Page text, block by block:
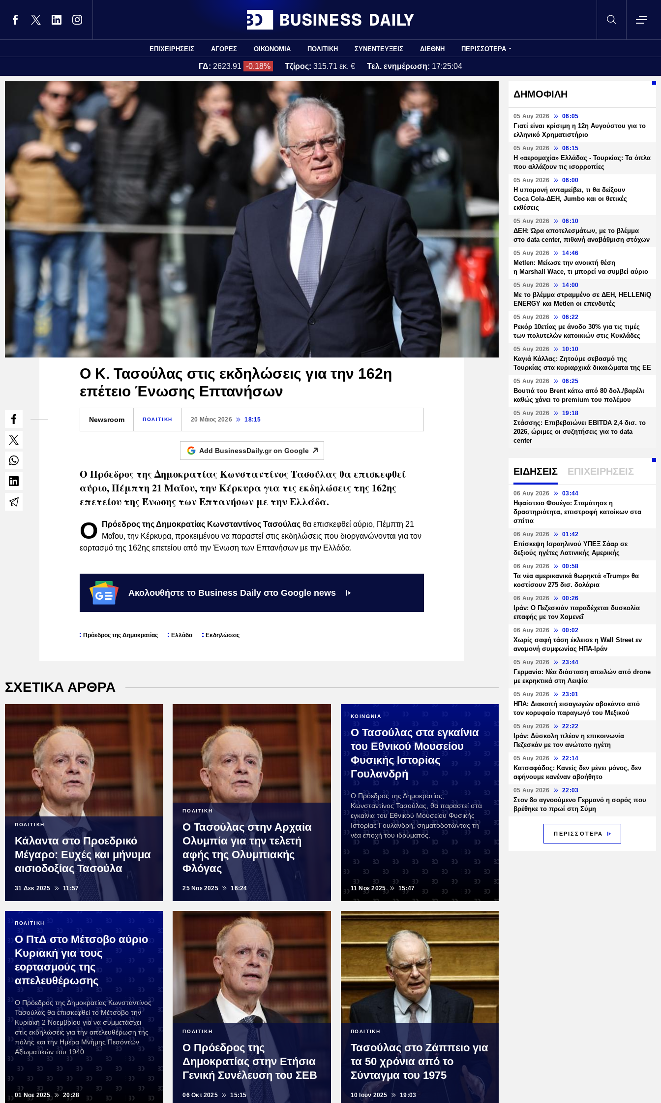
ΕΠΙΧΕΙΡΗΣΕΙΣ ΑΓΟΡΕΣ ΟΙΚΟΝΟΜΙΑ ΠΟΛΙΤΙΚΗ ΣΥΝΕΝΤΕΥΞΕΙΣ ΔΙΕΘΝΗ ΠΕΡΙΣΣΟΤΕΡΑ
ΓΔ: 2623.91 -0.18% Τζίρος: 315.71 εκ. € Τελ. ενημέρωση: 17:25:04
Ο Κ. Τασούλας στις εκδηλώσεις για την 162η
επέτειο Ένωσης Επτανήσων
Newsroom ΠΟΛΙΤΙΚΗ 20 Μάιος 2026 18:15
Add BusinessDaily.gr on Google
Ο Πρόεδρος της Δημοκρατίας Κωνσταντίνος Τασούλας θα επισκεφθεί
αύριο, Πέμπτη 21 Μαΐου, την Κέρκυρα για τις εκδηλώσεις της 162ης
επετείου της Ένωσης των Επτανήσων με την Ελλάδα.
Ο Πρόεδρος της Δημοκρατίας Κωνσταντίνος Τασούλας θα επισκεφθεί αύριο, Πέμπτη 21
Μαΐου, την Κέρκυρα, προκειμένου να παραστεί στις εκδηλώσεις που διοργανώνονται για τον
εορτασμό της 162ης επετείου από την Ένωση των Επτανήσων με την Ελλάδα.
Ακολουθήστε το Business Daily στο Google news
Πρόεδρος της Δημοκρατίας Ελλάδα Εκδηλώσεις
ΣΧΕΤΙΚΑ ΑΡΘΡΑ
ΠΟΛΙΤΙΚΗ
Κάλαντα στο Προεδρικό
Μέγαρο: Ευχές και μήνυμα
αισιοδοξίας Τασούλα
31 Δεκ 2025 11:57
ΠΟΛΙΤΙΚΗ
Ο Τασούλας στην Αρχαία
Ολυμπία για την τελετή
αφής της Ολυμπιακής
Φλόγας
25 Νοε 2025 16:24
ΚΟΙΝΩΝΙΑ
Ο Τασούλας στα εγκαίνια
του Εθνικού Μουσείου
Φυσικής Ιστορίας
Γουλανδρή
Ο Πρόεδρος της Δημοκρατίας,
Κωνσταντίνος Τασούλας, θα παραστεί στα
εγκαίνια του Εθνικού Μουσείου Φυσικής
Ιστορίας Γουλανδρή, σηματοδοτώντας τη
νέα εποχή του ιδρύματος.
11 Νοε 2025 15:47
ΠΟΛΙΤΙΚΗ
Ο ΠτΔ στο Μέτσοβο αύριο
Κυριακή για τους
εορτασμούς της
απελευθέρωσης
Ο Πρόεδρος της Δημοκρατίας Κωνσταντίνος
Τασούλας θα επισκεφθεί το Μέτσοβο την
Κυριακή 2 Νοεμβρίου για να συμμετάσχει
στις εκδηλώσεις για την απελευθέρωση της
πόλης και την Ημέρα Μνήμης Πεσόντων
Αξιωματικών του 1940.
01 Νοε 2025 20:28
ΠΟΛΙΤΙΚΗ
Ο Πρόεδρος της
Δημοκρατίας στην Ετήσια
Γενική Συνέλευση του ΣΕΒ
06 Οκτ 2025 15:15
ΠΟΛΙΤΙΚΗ
Τασούλας στο Ζάππειο για
τα 50 χρόνια από το
Σύνταγμα του 1975
10 Ιουν 2025 19:03
ΔΗΜΟΦΙΛΗ
05 Αυγ 2026 06:05
Γιατί είναι κρίσιμη η 12η Αυγούστου για το
ελληνικό Χρηματιστήριο
05 Αυγ 2026 06:15
Η «αερομαχία» Ελλάδας - Τουρκίας: Τα όπλα
που αλλάζουν τις ισορροπίες
05 Αυγ 2026 06:00
Η υπομονή ανταμείβει, τι θα δείξουν
Coca Cola-ΔΕΗ, Jumbo και οι θετικές
εκθέσεις
05 Αυγ 2026 06:10
ΔΕΗ: Ώρα αποτελεσμάτων, με το βλέμμα
στο data center, πιθανή αναβάθμιση στόχων
05 Αυγ 2026 14:46
Metlen: Μείωσε την ανοικτή θέση
η Marshall Wace, τι μπορεί να συμβεί αύριο
05 Αυγ 2026 14:00
Με το βλέμμα στραμμένο σε ΔΕΗ, HELLENiQ
ENERGY και Metlen οι επενδυτές
05 Αυγ 2026 06:22
Ρεκόρ 10ετίας με άνοδο 30% για τις τιμές
των πολυτελών κατοικιών στις Κυκλάδες
05 Αυγ 2026 10:10
Καγιά Κάλλας: Ζητούμε σεβασμό της
Τουρκίας στα κυριαρχικά δικαιώματα της ΕΕ
05 Αυγ 2026 06:25
Βουτιά του Brent κάτω από 80 δολ./βαρέλι
καθώς χάνει το premium του πολέμου
05 Αυγ 2026 19:18
Στάσσης: Επιβεβαιώνει EBITDA 2,4 δισ. το
2026, ώριμες οι συζητήσεις για το data
center
ΕΙΔΗΣΕΙΣ ΕΠΙΧΕΙΡΗΣΕΙΣ
06 Αυγ 2026 03:44
Ηφαίστειο Φουέγο: Σταμάτησε η
δραστηριότητα, επιστροφή κατοίκων στα
σπίτια
06 Αυγ 2026 01:42
Επίσκεψη Ισραηλινού ΥΠΕΞ Σάαρ σε
δεξιούς ηγέτες Λατινικής Αμερικής
06 Αυγ 2026 00:58
Τα νέα αμερικανικά θωρηκτά «Trump» θα
κοστίσουν 275 δισ. δολάρια
06 Αυγ 2026 00:26
Ιράν: Ο Πεζεσκιάν παραδέχεται δυσκολία
επαφής με τον Χαμενεΐ
06 Αυγ 2026 00:02
Χωρίς σαφή τάση έκλεισε η Wall Street εν
αναμονή συμφωνίας ΗΠΑ-Ιράν
05 Αυγ 2026 23:44
Γερμανία: Νέα διάσταση απειλών από drone
με εκρηκτικά στη Λειψία
05 Αυγ 2026 23:01
ΗΠΑ: Διακοπή εισαγωγών αβοκάντο από
τον κορυφαίο παραγωγό του Μεξικού
05 Αυγ 2026 22:22
Ιράν: Δύσκολη πλέον η επικοινωνία
Πεζεσκάν με τον ανώτατο ηγέτη
05 Αυγ 2026 22:14
Κατσαφάδος: Κανείς δεν μένει μόνος, δεν
αφήνουμε κανέναν αβοήθητο
05 Αυγ 2026 22:03
Στον 8ο αγνοούμενο Γερμανό η σορός που
βρέθηκε το πρωί στη Σύμη
ΠΕΡΙΣΣΟΤΕΡΑ